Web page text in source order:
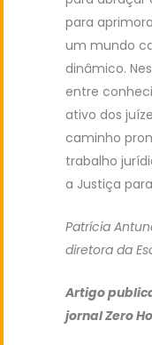
para
um mundo
dinâmico.
entre
ativo dos
caminho
trabalho
a Justiça
Patrícia
diretora da
Artigo
jornal Zero